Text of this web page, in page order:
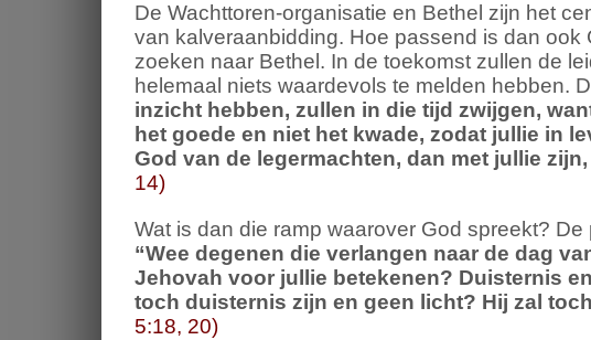
De Wachttoren-organisatie en Bethel zijn het
van kalveraanbidding. Hoe passend is dan
zoeken naar Bethel. In de toekomst zullen de
helemaal niets waardevols te melden hebben.
inzicht hebben, zullen in die tijd zwijgen,
het goede en niet het kwade, zodat jullie in
God van de legermachten, dan met jullie
14)
Wat is dan die ramp waarover God spreekt?
“Wee degenen die verlangen naar de dag
Jehovah voor jullie betekenen? Duisternis
toch duisternis zijn en geen licht? Hij zal
5:18, 20)